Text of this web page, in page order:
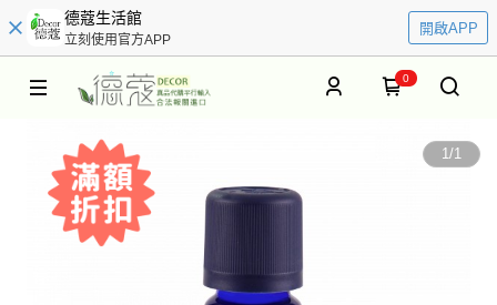
德蔻生活館
立刻使用官方APP
開啟APP
0
1/1